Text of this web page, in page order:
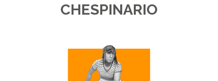
CHESPINARIO